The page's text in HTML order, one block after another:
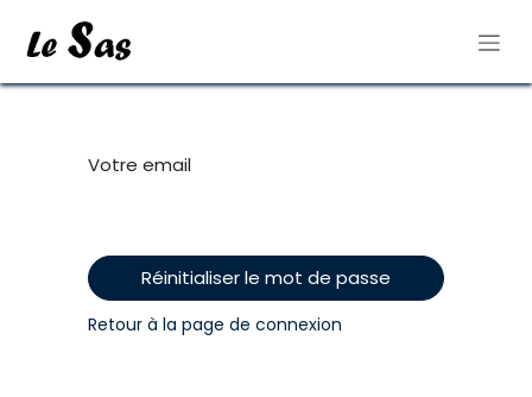
Votre email
Réinitialiser le mot de passe
Retour à la page de connexion